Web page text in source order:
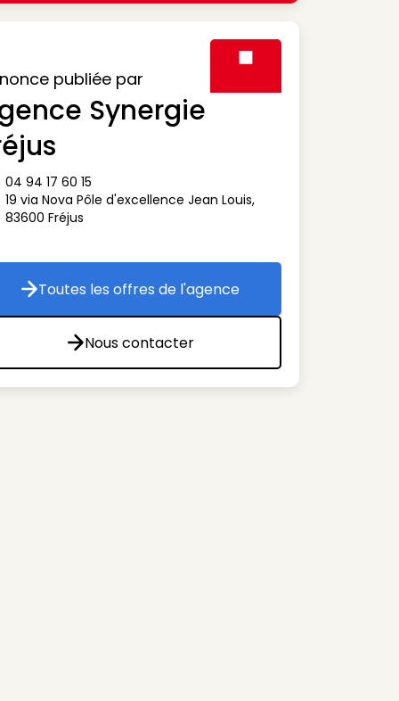
publiée par
Synergie
téléphone
04 94 17 60 15
adresse
19 via Nova Pôle d'excellence Jean Louis,
83600 Fréjus
Toutes les offres de l'agence
Toutes les offres de l'agence
Nous contacter
Nous contacter